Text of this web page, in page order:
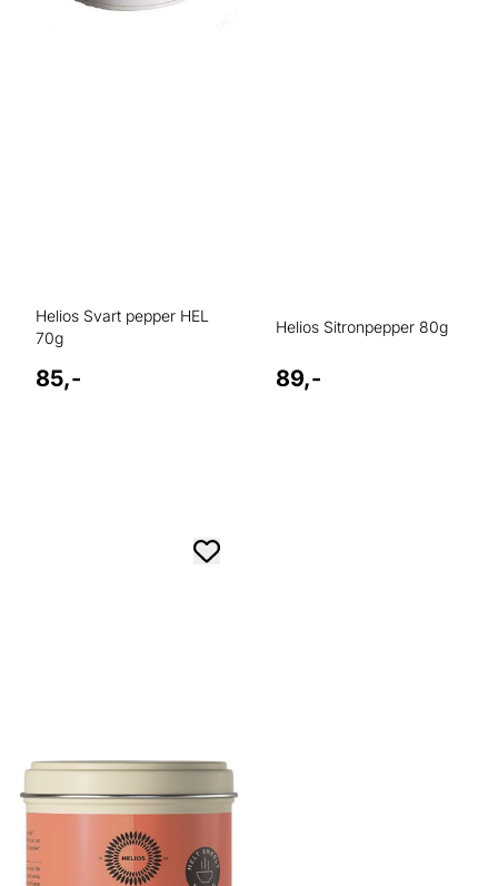
Helios Svart pepper HEL
70g
85,-
Helios Sitronpepper 80g
89,-